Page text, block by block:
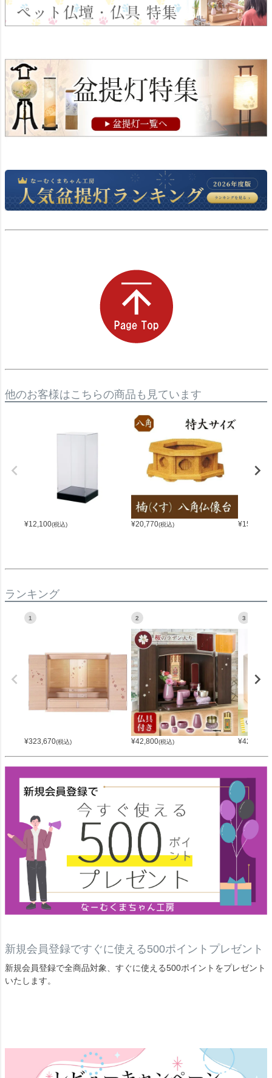
他のお客様はこちらの商品も見ています
¥12,100(税込) ¥20,770(税込) ¥151,800
ランキング
1
¥323,670(税込)
2
¥42,800(税込)
3
¥42,800
新規会員登録ですぐに使える500ポイントプレゼント
新規会員登録で全商品対象、すぐに使える500ポイントをプレゼント
いたします。